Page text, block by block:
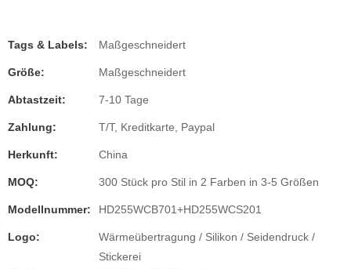
Tags & Labels: Maßgeschneidert
Größe: Maßgeschneidert
Abtastzeit: 7-10 Tage
Zahlung: T/T, Kreditkarte, Paypal
Herkunft: China
MOQ: 300 Stück pro Stil in 2 Farben in 3-5 Größen
Modellnummer: HD255WCB701+HD255WCS201
Logo:
Wärmeübertragung / Silikon / Seidendruck /
Stickerei